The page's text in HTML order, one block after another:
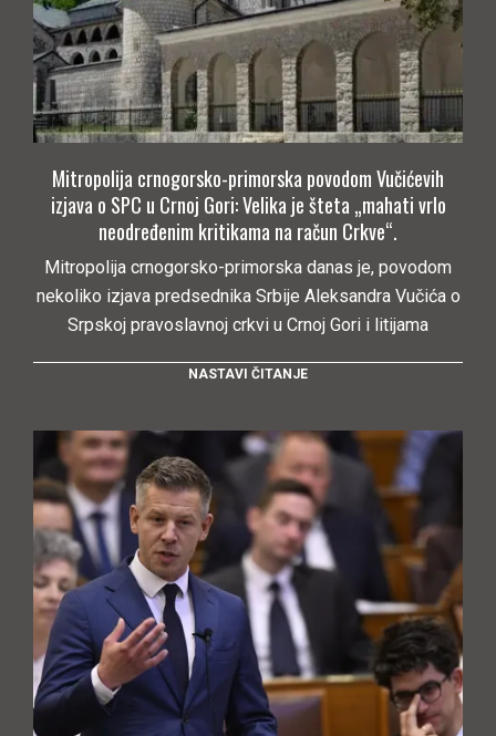
Mitropolija crnogorsko-primorska povodom Vučićevih
izjava o SPC u Crnoj Gori: Velika je šteta „mahati vrlo
neodređenim kritikama na račun Crkve“.
Mitropolija crnogorsko-primorska danas je, povodom
nekoliko izjava predsednika Srbije Aleksandra Vučića o
Srpskoj pravoslavnoj crkvi u Crnoj Gori i litijama
NASTAVI ČITANJE